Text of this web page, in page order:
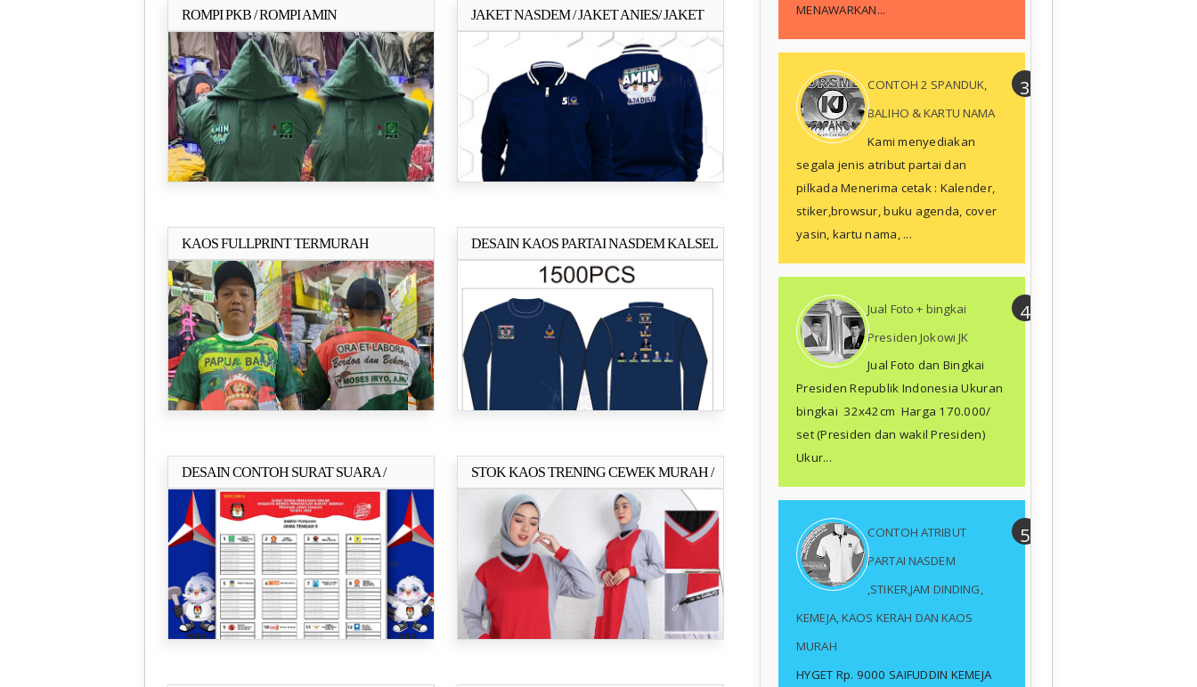
ROMPI PKB / ROMPI AMIN
JAKET NASDEM / JAKET ANIES/ JAKET
AMIN
Selengkapnya..
KAOS FULLPRINT TERMURAH
20RIBUAN
Selengkapnya.. DESAIN KAOS PARTAI NASDEM KALSEL
Selengkapnya..
DESAIN CONTOH SURAT SUARA /
CETAK SURAT SUARA MURAH
Selengkapnya..
STOK KAOS TRENING CEWEK MURAH /
STELAN TRENING
Selengkapnya..
MENAWARKAN...
CONTOH 2 SPANDUK,
BALIHO & KARTU NAMA
Kami menyediakan
segala jenis atribut partai dan
pilkada Menerima cetak : Kalender,
stiker,browsur, buku agenda, cover
yasin, kartu nama, ...
Jual Foto + bingkai
Presiden Jokowi JK
Jual Foto dan Bingkai
Presiden Republik Indonesia Ukuran
bingkai 32x42cm Harga 170.000/
set (Presiden dan wakil Presiden)
Ukur...
CONTOH ATRIBUT
PARTAI NASDEM
,STIKER,JAM DINDING,
KEMEJA, KAOS KERAH DAN KAOS
MURAH
HYGET Rp. 9000 SAIFUDDIN KEMEJA